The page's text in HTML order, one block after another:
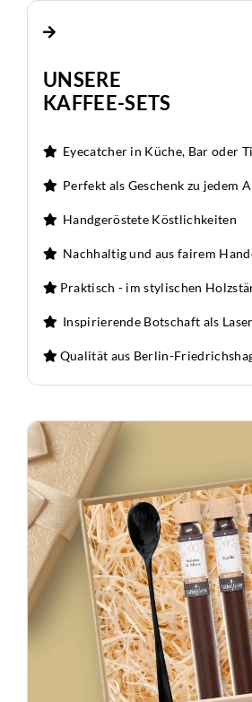
UNSERE
KAFFEE-SETS
Eyecatcher in Küche, Bar oder
Perfekt als Geschenk zu jedem
Handgeröstete Köstlichkeiten
Nachhaltig und aus fairem
Praktisch - im stylischen
Inspirierende Botschaft als
Qualität aus Berlin-